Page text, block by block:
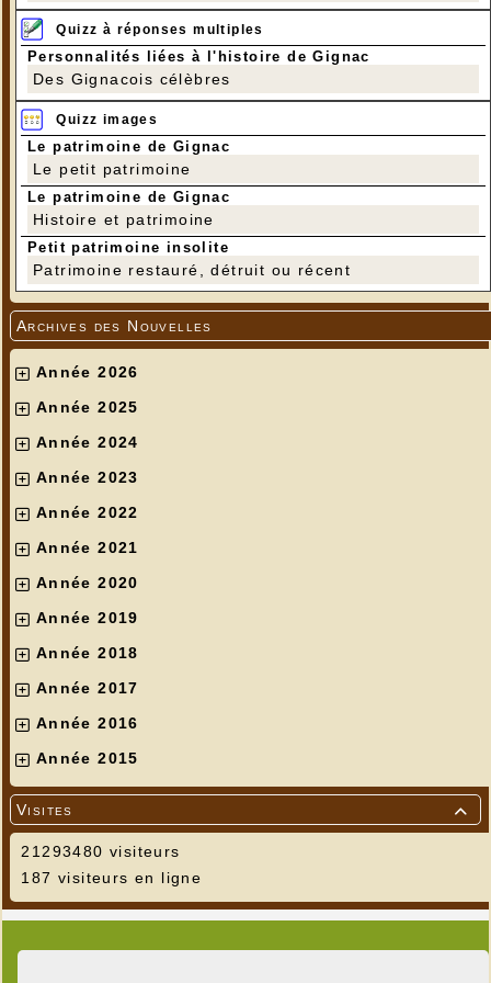
Quizz à réponses multiples
Personnalités liées à l'histoire de Gignac
Des Gignacois célèbres
Quizz images
Le patrimoine de Gignac
Le petit patrimoine
Le patrimoine de Gignac
Histoire et patrimoine
Petit patrimoine insolite
Patrimoine restauré, détruit ou récent
Archives des Nouvelles
Année 2026
Année 2025
Année 2024
Année 2023
Année 2022
Année 2021
Année 2020
Année 2019
Année 2018
Année 2017
Année 2016
Année 2015

Visites
21293480 visiteurs
187 visiteurs en ligne